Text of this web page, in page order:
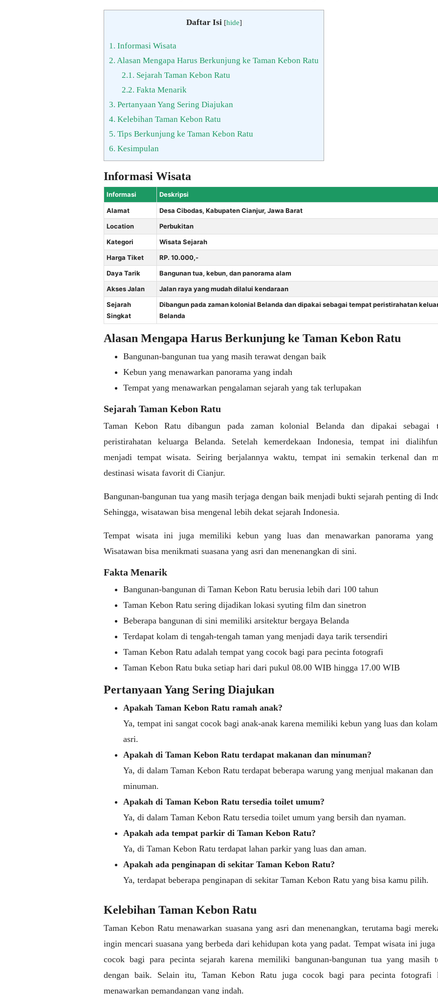
Daftar Isi [hide]
1. Informasi Wisata
2. Alasan Mengapa Harus Berkunjung ke Taman Kebon Ratu
2.1. Sejarah Taman Kebon Ratu
2.2. Fakta Menarik
3. Pertanyaan Yang Sering Diajukan
4. Kelebihan Taman Kebon Ratu
5. Tips Berkunjung ke Taman Kebon Ratu
6. Kesimpulan
Informasi Wisata
Informasi Deskripsi
Alamat
Desa Cibodas, Kabupaten Cianjur, Jawa Barat
Location
Perbukitan
Kategori
Wisata Sejarah
Harga Tiket
RP. 10.000,-
Daya Tarik
Bangunan tua, kebun, dan panorama alam
Akses Jalan
Jalan raya yang mudah dilalui kendaraan
Sejarah
Singkat
Dibangun pada zaman kolonial Belanda dan dipakai sebagai tempat peristirahatan
Belanda
Alasan Mengapa Harus Berkunjung ke Taman Kebon Ratu
Bangunan-bangunan tua yang masih terawat dengan baik
Kebun yang menawarkan panorama yang indah
Tempat yang menawarkan pengalaman sejarah yang tak terlupakan
Sejarah Taman Kebon Ratu
Taman Kebon Ratu dibangun pada zaman kolonial Belanda dan dipakai sebagai
peristirahatan keluarga Belanda. Setelah kemerdekaan Indonesia, tempat ini
menjadi tempat wisata. Seiring berjalannya waktu, tempat ini semakin terkenal dan
destinasi wisata favorit di Cianjur.
Bangunan-bangunan tua yang masih terjaga dengan baik menjadi bukti sejarah penting di
Sehingga, wisatawan bisa mengenal lebih dekat sejarah Indonesia.
Tempat wisata ini juga memiliki kebun yang luas dan menawarkan panorama yang
Wisatawan bisa menikmati suasana yang asri dan menenangkan di sini.
Fakta Menarik
Bangunan-bangunan di Taman Kebon Ratu berusia lebih dari 100 tahun
Taman Kebon Ratu sering dijadikan lokasi syuting film dan sinetron
Beberapa bangunan di sini memiliki arsitektur bergaya Belanda
Terdapat kolam di tengah-tengah taman yang menjadi daya tarik tersendiri
Taman Kebon Ratu adalah tempat yang cocok bagi para pecinta fotografi
Taman Kebon Ratu buka setiap hari dari pukul 08.00 WIB hingga 17.00 WIB
Pertanyaan Yang Sering Diajukan
Apakah Taman Kebon Ratu ramah anak?
Ya, tempat ini sangat cocok bagi anak-anak karena memiliki kebun yang luas dan
asri.
Apakah di Taman Kebon Ratu terdapat makanan dan minuman?
Ya, di dalam Taman Kebon Ratu terdapat beberapa warung yang menjual makanan dan
minuman.
Apakah di Taman Kebon Ratu tersedia toilet umum?
Ya, di dalam Taman Kebon Ratu tersedia toilet umum yang bersih dan nyaman.
Apakah ada tempat parkir di Taman Kebon Ratu?
Ya, di Taman Kebon Ratu terdapat lahan parkir yang luas dan aman.
Apakah ada penginapan di sekitar Taman Kebon Ratu?
Ya, terdapat beberapa penginapan di sekitar Taman Kebon Ratu yang bisa kamu pilih.
Kelebihan Taman Kebon Ratu
Taman Kebon Ratu menawarkan suasana yang asri dan menenangkan, terutama bagi
ingin mencari suasana yang berbeda dari kehidupan kota yang padat. Tempat wisata ini juga
cocok bagi para pecinta sejarah karena memiliki bangunan-bangunan tua yang masih
dengan baik. Selain itu, Taman Kebon Ratu juga cocok bagi para pecinta fotografi
menawarkan pemandangan yang indah.